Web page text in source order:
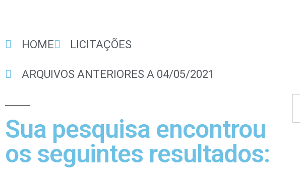
HOME LICITAÇÕES
ARQUIVOS ANTERIORES A 04/05/2021
Sua pesquisa encontrou
os seguintes resultados: